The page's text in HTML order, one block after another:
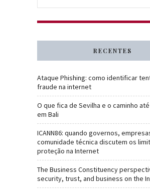
RECENTES
Ataque Phishing: como identificar
fraude na internet
O que fica de Sevilha e o caminho até
em Bali
ICANN86: quando governos,
comunidade técnica discutem os
proteção na Internet
The Business Constituency
security, trust, and business on the